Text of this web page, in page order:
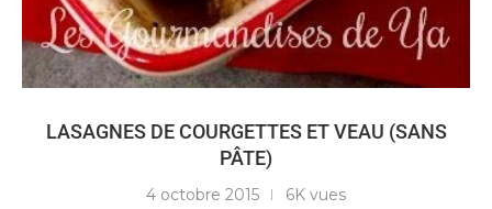
LASAGNES DE COURGETTES ET VEAU (SANS
PÂTE)
4 octobre 2015 6K vues